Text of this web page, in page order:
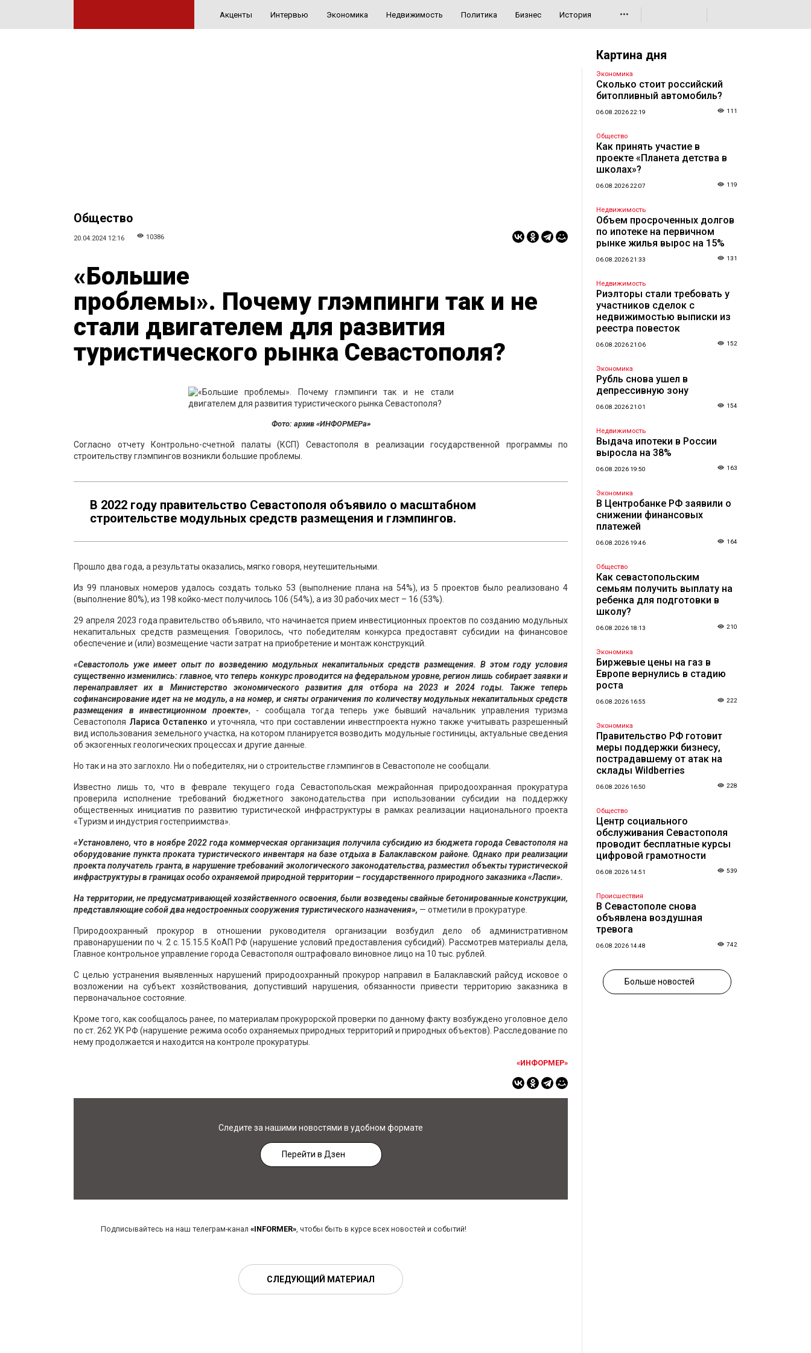
Акценты Интервью Экономика Недвижимость Политика Бизнес История •••
Общество
20.04.2024 12:16 10386
«Большие
проблемы». Почему глэмпинги так и не
стали двигателем для развития
туристического рынка Севастополя?
Фото: архив «ИНФОРМЕРа»
Согласно отчету Контрольно-счетной палаты (КСП) Севастополя в реализации государственной программы по
строительству глэмпингов возникли большие проблемы.
В 2022 году правительство Севастополя объявило о масштабном
строительстве модульных средств размещения и глэмпингов.
Прошло два года, а результаты оказались, мягко говоря, неутешительными.
Из 99 плановых номеров удалось создать только 53 (выполнение плана на 54%), из 5 проектов было реализовано 4
(выполнение 80%), из 198 койко-мест получилось 106 (54%), а из 30 рабочих мест – 16 (53%).
29 апреля 2023 года правительство объявило, что начинается прием инвестиционных проектов по созданию модульных
некапитальных средств размещения. Говорилось, что победителям конкурса предоставят субсидии на финансовое
обеспечение и (или) возмещение части затрат на приобретение и монтаж конструкций.
«Севастополь уже имеет опыт по возведению модульных некапитальных средств размещения. В этом году условия
существенно изменились: главное, что теперь конкурс проводится на федеральном уровне, регион лишь собирает заявки и
перенаправляет их в Министерство экономического развития для отбора на 2023 и 2024 годы. Также теперь
софинансирование идет на не модуль, а на номер, и сняты ограничения по количеству модульных некапитальных средств
размещения в инвестиционном проекте», - сообщала тогда теперь уже бывший начальник управления туризма
Севастополя Лариса Остапенко и уточняла, что при составлении инвестпроекта нужно также учитывать разрешенный
вид использования земельного участка, на котором планируется возводить модульные гостиницы, актуальные сведения
об экзогенных геологических процессах и другие данные.
Но так и на это заглохло. Ни о победителях, ни о строительстве глэмпингов в Севастополе не сообщали.
Известно лишь то, что в феврале текущего года Севастопольская межрайонная природоохранная прокуратура
проверила исполнение требований бюджетного законодательства при использовании субсидии на поддержку
общественных инициатив по развитию туристической инфраструктуры в рамках реализации национального проекта
«Туризм и индустрия гостеприимства».
«Установлено, что в ноябре 2022 года коммерческая организация получила субсидию из бюджета города Севастополя на
оборудование пункта проката туристического инвентаря на базе отдыха в Балаклавском районе. Однако при реализации
проекта получатель гранта, в нарушение требований экологического законодательства, разместил объекты туристической
инфраструктуры в границах особо охраняемой природной территории – государственного природного заказника «Ласпи».
На территории, не предусматривающей хозяйственного освоения, были возведены свайные бетонированные конструкции,
представляющие собой два недостроенных сооружения туристического назначения», — отметили в прокуратуре.
Природоохранный прокурор в отношении руководителя организации возбудил дело об административном
правонарушении по ч. 2 с. 15.15.5 КоАП РФ (нарушение условий предоставления субсидий). Рассмотрев материалы дела,
Главное контрольное управление города Севастополя оштрафовало виновное лицо на 10 тыс. рублей.
С целью устранения выявленных нарушений природоохранный прокурор направил в Балаклавский райсуд исковое о
возложении на субъект хозяйствования, допустивший нарушения, обязанности привести территорию заказника в
первоначальное состояние.
Кроме того, как сообщалось ранее, по материалам прокурорской проверки по данному факту возбуждено уголовное дело
по ст. 262 УК РФ (нарушение режима особо охраняемых природных территорий и природных объектов). Расследование по
нему продолжается и находится на контроле прокуратуры.
«ИНФОРМЕР»
Следите за нашими новостями в удобном формате
Перейти в Дзен
Подписывайтесь на наш телеграм-канал «INFORMER», чтобы быть в курсе всех новостей и событий!
СЛЕДУЮЩИЙ МАТЕРИАЛ
Картина дня
Экономика
Сколько стоит российский
битопливный автомобиль?
06.08.2026 22:19 111
Общество
Как принять участие в
проекте «Планета детства в
школах»?
06.08.2026 22:07 119
Недвижимость
Объем просроченных долгов
по ипотеке на первичном
рынке жилья вырос на 15%
06.08.2026 21:33 131
Недвижимость
Риэлторы стали требовать у
участников сделок с
недвижимостью выписки из
реестра повесток
06.08.2026 21:06 152
Экономика
Рубль снова ушел в
депрессивную зону
06.08.2026 21:01 154
Недвижимость
Выдача ипотеки в России
выросла на 38%
06.08.2026 19:50 163
Экономика
В Центробанке РФ заявили о
снижении финансовых
платежей
06.08.2026 19:46 164
Общество
Как севастопольским
семьям получить выплату на
ребенка для подготовки в
школу?
06.08.2026 18:13 210
Экономика
Биржевые цены на газ в
Европе вернулись в стадию
роста
06.08.2026 16:55 222
Экономика
Правительство РФ готовит
меры поддержки бизнесу,
пострадавшему от атак на
склады Wildberries
06.08.2026 16:50 228
Общество
Центр социального
обслуживания Севастополя
проводит бесплатные курсы
цифровой грамотности
06.08.2026 14:51 539
Происшествия
В Севастополе снова
объявлена воздушная
тревога
06.08.2026 14:48 742
Больше новостей